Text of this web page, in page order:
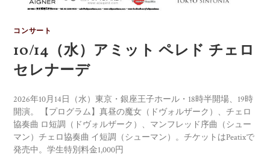
コンサート
10/14（水）アミット ペレド チェロ
セレナーデ
2026年10月14日（水）東京・銀座王子ホール・18時半開場、19時
開演。 【プログラム】真昼の魔女（ドヴォルザーク）、チェロ
協奏曲 ロ短調（ドヴォルザーク）、マンフレッド序曲（シュー
マン）チェロ協奏曲 イ短調（シューマン）。チケットはPeatixで
発売中。学生特別料金1,000円